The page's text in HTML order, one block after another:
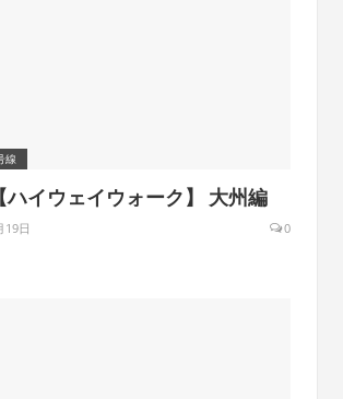
線
ハイウェイウォーク】 大州編
19日 0